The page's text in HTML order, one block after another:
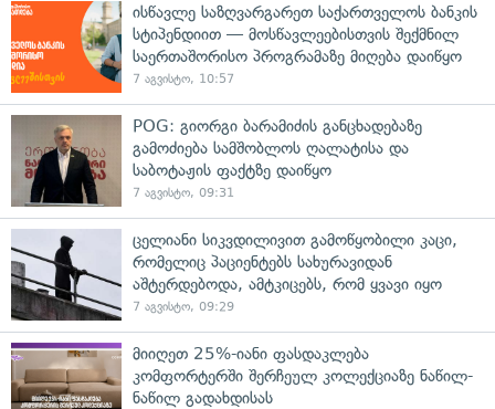
ისწავლე საზღვარგარეთ საქართველოს ბანკის
სტიპენდიით — მოსწავლეებისთვის შექმნილ
საერთაშორისო პროგრამაზე მიღება დაიწყო
7 აგვისტო, 10:57
POG: გიორგი ბარამიძის განცხადებაზე
გამოძიება სამშობლოს ღალატისა და
საბოტაჟის ფაქტზე დაიწყო
7 აგვისტო, 09:31
ცელიანი სიკვდილივით გამოწყობილი კაცი,
რომელიც პაციენტებს სახურავიდან
აშტერდებოდა, ამტკიცებს, რომ ყვავი იყო
7 აგვისტო, 09:29
მიიღეთ 25%-იანი ფასდაკლება
კომფორტერში შერჩეულ კოლექციაზე ნაწილ-
ნაწილ გადახდისას